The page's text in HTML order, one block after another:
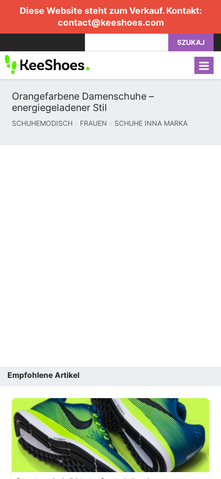
Diese Website steht zum Verkauf. Kontakt:
contact@keeshoes.com
SZUKAJ
Orangefarbene Damenschuhe –
energiegeladener Stil
SCHUHEMODISCH FRAUEN SCHUHE INNA MARKA
Empfohlene Artikel